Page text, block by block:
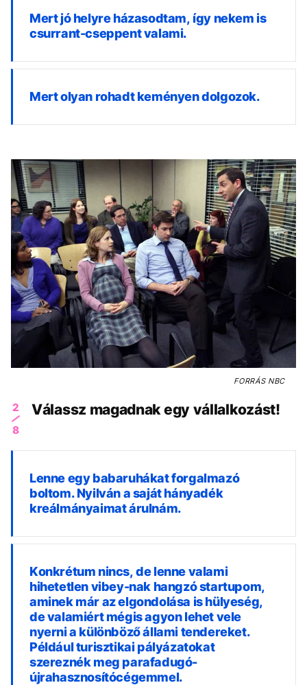
Mert jó helyre házasodtam, így nekem is
csurrant-cseppent valami.
Mert olyan rohadt keményen dolgozok.
FORRÁSNBC
2
8
Válassz magadnak egy vállalkozást!
Lenne egy babaruhákat forgalmazó
boltom. Nyilván a saját hányadék
kreálmányaimat árulnám.
Konkrétum nincs, de lenne valami
hihetetlen vibey-nak hangzó startupom,
aminek már az elgondolása is hülyeség,
de valamiért mégis agyon lehet vele
nyerni a különböző állami tendereket.
Például turisztikai pályázatokat
szereznék meg parafadugó-
újrahasznosítócégemmel.